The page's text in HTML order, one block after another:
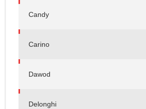
Candy
Carino
Dawod
Delonghi